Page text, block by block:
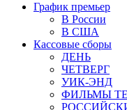
График премьер
В России
В США
Кассовые сборы
ДЕНЬ
ЧЕТВЕРГ
УИК-ЭНД
ФИЛЬМЫ